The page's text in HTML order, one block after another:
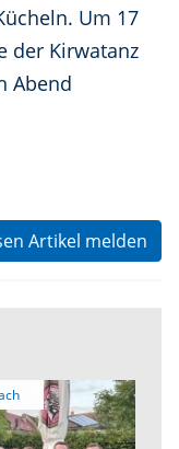
Um 17
der Kirwatanz
Abend
Artikel melden
FFW Schnaittenbach